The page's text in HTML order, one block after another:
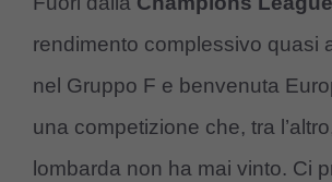
rendimento complessivo quasi
nel Gruppo F e benvenuta
una competizione che, tra
lombarda non ha mai vinto. Ci